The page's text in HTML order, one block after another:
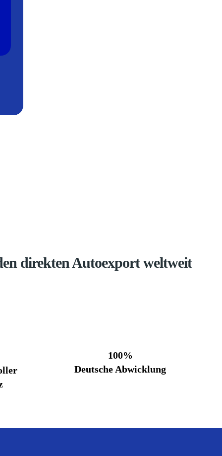
direkten Autoexport weltweit
100%
Deutsche Abwicklung